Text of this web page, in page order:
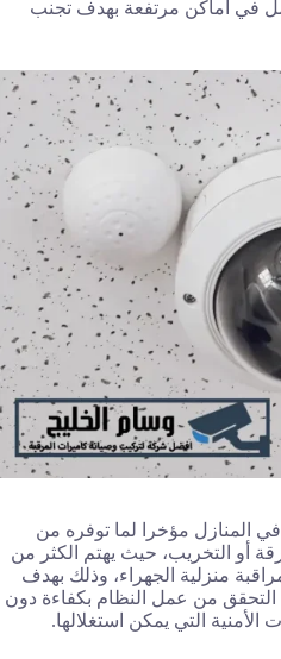
في أماكن مرتفعة بهدف تجنب
في المنازل مؤخرا لما توفره من
أو التخريب، حيث يهتم الكثر من
منزلية الجهراء، وذلك بهدف
من عمل النظام بكفاءة دون
التي يمكن استغلالها.